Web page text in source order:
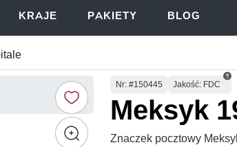
NOWEJ KARCIE)
KRAJE PAKIETY BLOG
Numer
Nr: #150445 Jakość: FDC
Meksyk
Znaczek pocztowy